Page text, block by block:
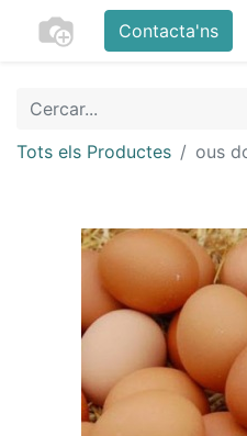
Contacta'ns
Tots els Productes ous